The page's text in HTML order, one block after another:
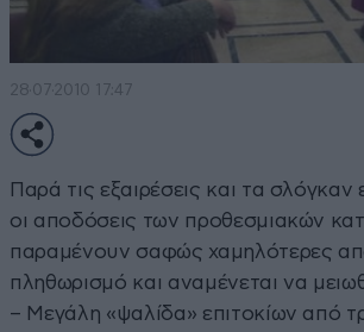
28·07·2010 17:47
Παρά τις εξαιρέσεις και τα
οι αποδόσεις των προθεσμιακών
παραμένουν σαφώς χαμηλότερες
πληθωρισμό και αναμένεται να
– Μεγάλη «ψαλίδα» επιτοκίων από